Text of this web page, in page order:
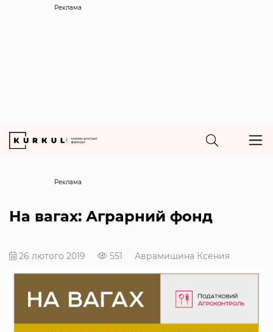
Реклама
На вагах: Аграрний фонд
26 лютого 2019 551 Аврамишина Ксения
Реклама